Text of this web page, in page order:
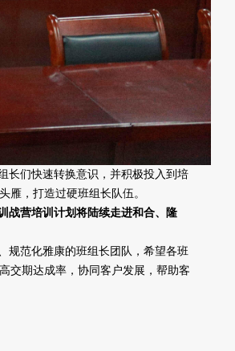
长们快速转换意识，并积极投入到培
雁，打造过硬班组长队伍。
战营培训计划将陆续走进和合、隆
规范化雅康的班组长团队，希望各班
交期达成率，协同客户发展，帮助客